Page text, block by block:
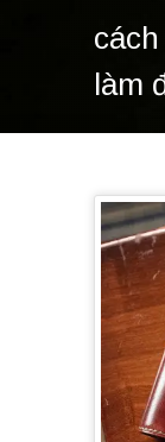
làm